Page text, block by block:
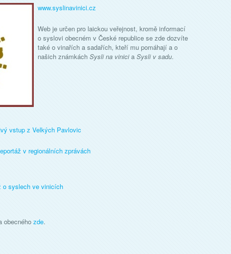
www.syslinavinici.cz
Web je určen pro laickou veřejnost, kromě informací
o syslovi obecném v České republice se zde dozvíte
také o vinařích a sadařích, kteří mu pomáhají a o
našich známkách Sysli na vinicia Sysli v sadu.
vstup z Velkých Pavlovic
v regionálních zprávách
o syslech ve vinicích
obecného zde.